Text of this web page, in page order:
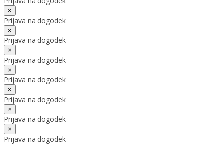
×
Prijava na dogodek
×
Prijava na dogodek
×
Prijava na dogodek
×
Prijava na dogodek
×
Prijava na dogodek
×
Prijava na dogodek
×
Prijava na dogodek